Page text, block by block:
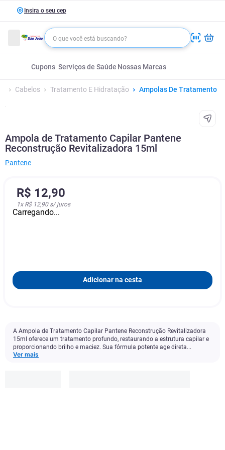
Insira o seu cep
Cupons Serviços de Saúde Nossas Marcas
Cabelos Tratamento E Hidratação Ampolas De Tratamento
Ampola de Tratamento Capilar Pantene
Reconstrução Revitalizadora 15ml
Pantene
R$ 12,90
1x R$ 12,90s/ juros
Carregando...
Adicionar na cesta
A Ampola de Tratamento Capilar Pantene Reconstrução Revitalizadora
15ml oferece um tratamento profundo, restaurando a estrutura capilar e
proporcionando brilho e maciez. Sua fórmula potente age direta...
Ver mais